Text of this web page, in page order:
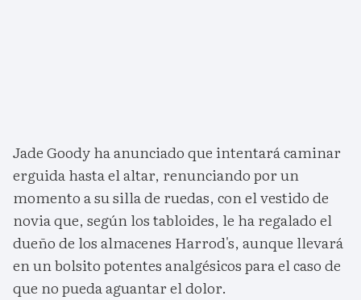
Jade Goody ha anunciado que intentará caminar
erguida hasta el altar, renunciando por un
momento a su silla de ruedas, con el vestido de
novia que, según los tabloides, le ha regalado el
dueño de los almacenes Harrod's, aunque llevará
en un bolsito potentes analgésicos para el caso de
que no pueda aguantar el dolor.